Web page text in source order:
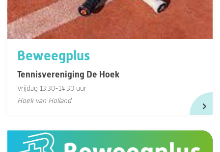
Beweegplus
Tennisvereniging De Hoek
Vrijdag 13:30-14:30 uur
Hoek van Holland